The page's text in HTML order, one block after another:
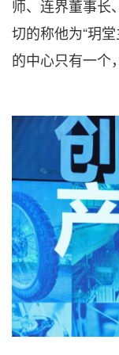
师、连界董事长
切的称他为“玥
的中心只有一个